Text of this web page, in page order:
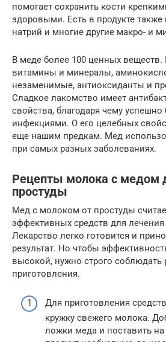
помогает сохранить кости
здоровыми. Есть в продукте
натрий и многие другие макро- и
В меде более 100 ценных веществ.
витамины и минералы,
незаменимые, антиоксиданты и
Сладкое лакомство имеет
свойства, благодаря чему успешно
инфекциями. О его целебных
еще нашим предкам. Мед
при самых разных заболеваниях.
Рецепты молока с медом
простуды
Мед с молоком от простуды
эффективных средств для
Лекарство легко готовится и
результат. Но чтобы
высокой, нужно строго соблюдать
приготовления.
Для приготовления
кружку свежего молока.
ложки меда и поставить на